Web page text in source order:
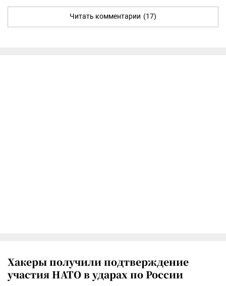
Читать комментарии (17)
Хакеры получили подтверждение
участия НАТО в ударах по России